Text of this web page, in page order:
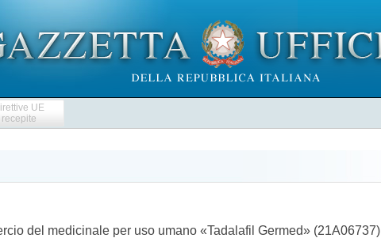
UE
recepite
del medicinale per uso umano «Tadalafil Germed» (21A06737)